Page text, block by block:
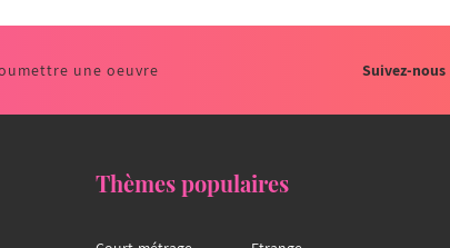
une oeuvre Suivez-nous
Thèmes populaires